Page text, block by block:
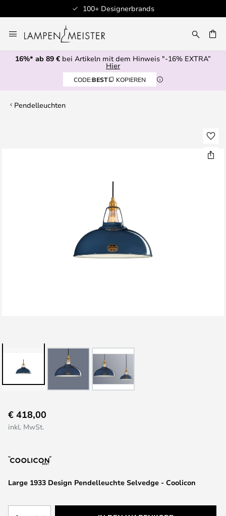
100+ Designerbrands
Inhalt
springen
16%* ab 89 € bei Artikeln mit dem Hinweis "-16% EXTRA”
Hier
CODE:BEST KOPIEREN
Pendelleuchten
Anfang
der
springen
Large 1933 Design Pendelleuchte Selvedge - Coolicon
€ 418,00
inkl. MwSt.